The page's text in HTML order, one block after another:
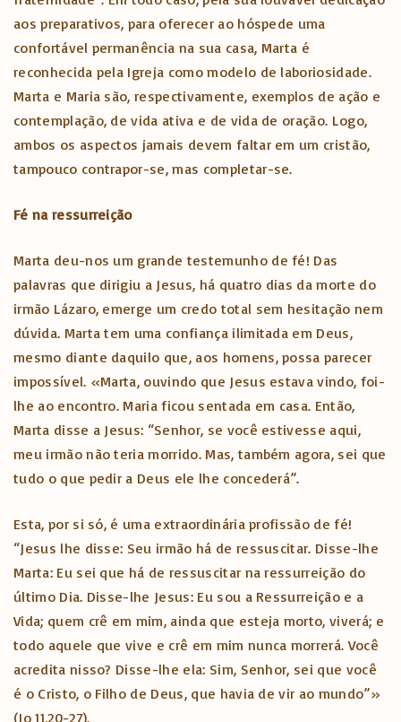
aos preparativos, para oferecer ao hóspede uma
confortável permanência na sua casa, Marta é
reconhecida pela Igreja como modelo de laboriosidade.
Marta e Maria são, respectivamente, exemplos de ação e
contemplação, de vida ativa e de vida de oração. Logo,
ambos os aspectos jamais devem faltar em um cristão,
tampouco contrapor-se, mas completar-se.
Fé na ressurreição
Marta deu-nos um grande testemunho de fé! Das
palavras que dirigiu a Jesus, há quatro dias da morte do
irmão Lázaro, emerge um credo total sem hesitação nem
dúvida. Marta tem uma confiança ilimitada em Deus,
mesmo diante daquilo que, aos homens, possa parecer
impossível. «Marta, ouvindo que Jesus estava vindo, foi-
lhe ao encontro. Maria ficou sentada em casa. Então,
Marta disse a Jesus: “Senhor, se você estivesse aqui,
meu irmão não teria morrido. Mas, também agora, sei que
tudo o que pedir a Deus ele lhe concederá”.
Esta, por si só, é uma extraordinária profissão de fé!
“Jesus lhe disse: Seu irmão há de ressuscitar. Disse-lhe
Marta: Eu sei que há de ressuscitar na ressurreição do
último Dia. Disse-lhe Jesus: Eu sou a Ressurreição e a
Vida; quem crê em mim, ainda que esteja morto, viverá; e
todo aquele que vive e crê em mim nunca morrerá. Você
acredita nisso? Disse-lhe ela: Sim, Senhor, sei que você
é o Cristo, o Filho de Deus, que havia de vir ao mundo”»
(Jo 11,20-27).